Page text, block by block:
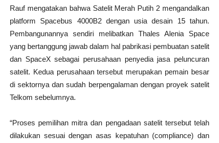
Rauf mengatakan bahwa Satelit Merah Putih 2 mengandalkan
platform Spacebus 4000B2 dengan usia desain 15 tahun.
Pembangunannya sendiri melibatkan Thales Alenia Space
yang bertanggung jawab dalam hal pabrikasi pembuatan satelit
dan SpaceX sebagai perusahaan penyedia jasa peluncuran
satelit. Kedua perusahaan tersebut merupakan pemain besar
di sektornya dan sudah berpengalaman dengan proyek satelit
Telkom sebelumnya.
“Proses pemilihan mitra dan pengadaan satelit tersebut telah
dilakukan sesuai dengan asas kepatuhan (compliance) dan